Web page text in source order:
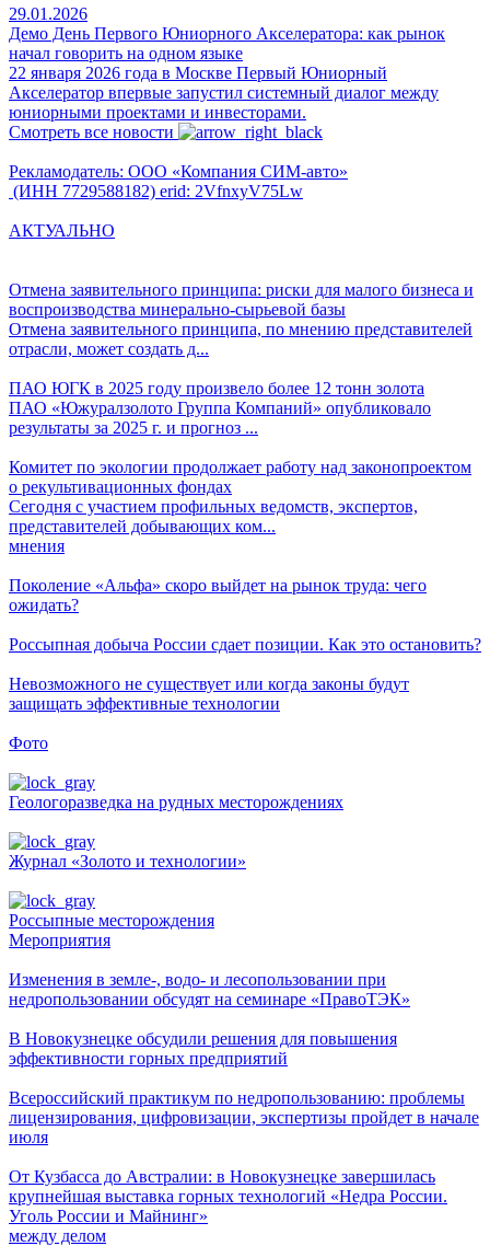
29.01.2026
Демо День Первого Юниорного Акселератора: как рынок
начал говорить на одном языке
22 января 2026 года в Москве Первый Юниорный
Акселератор впервые запустил системный диалог между
юниорными проектами и инвесторами.
Смотреть все новости
Рекламодатель: ООО «Компания СИМ-авто»
(ИНН 7729588182) erid: 2VfnxyV75Lw
АКТУАЛЬНО
Отмена заявительного принципа: риски для малого бизнеса и
воспроизводства минерально-сырьевой базы
Отмена заявительного принципа, по мнению представителей
отрасли, может создать д...
ПАО ЮГК в 2025 году произвело более 12 тонн золота
ПАО «Южуралзолото Группа Компаний» опубликовало
результаты за 2025 г. и прогноз ...
Комитет по экологии продолжает работу над законопроектом
о рекультивационных фондах
Сегодня с участием профильных ведомств, экспертов,
представителей добывающих ком...
мнения
Поколение «Альфа» скоро выйдет на рынок труда: чего
ожидать?
Россыпная добыча России сдает позиции. Как это остановить?
Невозможного не существует или когда законы будут
защищать эффективные технологии
Фото
Геологоразведка на рудных месторождениях
Журнал «Золото и технологии»
Россыпные месторождения
Мероприятия
Изменения в земле-, водо- и лесопользовании при
недропользовании обсудят на семинаре «ПравоТЭК»
В Новокузнецке обсудили решения для повышения
эффективности горных предприятий
Всероссийский практикум по недропользованию: проблемы
лицензирования, цифровизации, экспертизы пройдет в начале
июля
От Кузбасса до Австралии: в Новокузнецке завершилась
крупнейшая выставка горных технологий «Недра России.
Уголь России и Майнинг»
между делом